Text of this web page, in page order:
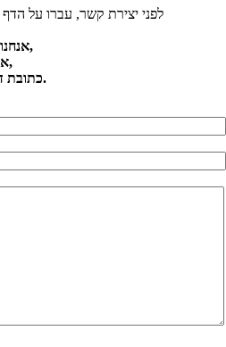
לפני יצירת קשר, עברו על הדף
אנחנו לא קונים ולא מוכרים תקליטים,
אנחנו עונים לפניות בדוא"ל בלבד,
כתובת דוא"ל ומספר טלפון לא יפורסמו.